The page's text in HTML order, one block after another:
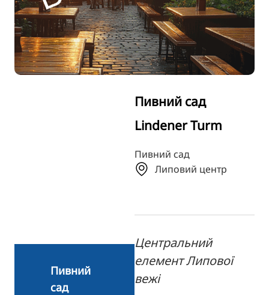
PT
TR
RU
FI
Пивний сад
Lindener Turm
Пивний сад
Липовий центр
Центральний
елемент Липової
вежі
Пивний
сад